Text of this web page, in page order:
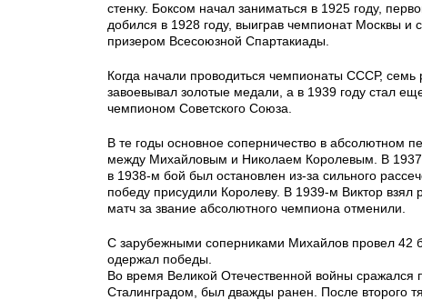
стенку. Боксом начал заниматься в 1925 году,
добился в 1928 году, выиграв чемпионат Москвы и
призером Всесоюзной Спартакиады.
Когда начали проводиться чемпионаты СССР, семь
завоевывал золотые медали, а в 1939 году стал
чемпионом Советского Союза.
В те годы основное соперничество в абсолютном
между Михайловым и Николаем Королевым. В
в 1938-м бой был остановлен из-за сильного
победу присудили Королеву. В 1939-м Виктор взял
матч за звание абсолютного чемпиона отменили.
С зарубежными соперниками Михайлов провел 42
одержал победы.
Во время Великой Отечественной войны сражался
Сталинградом, был дважды ранен. После второго